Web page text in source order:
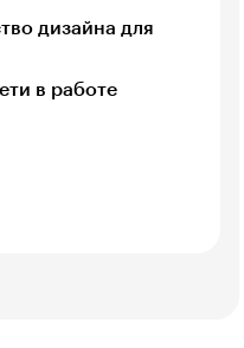
дизайна для
в работе